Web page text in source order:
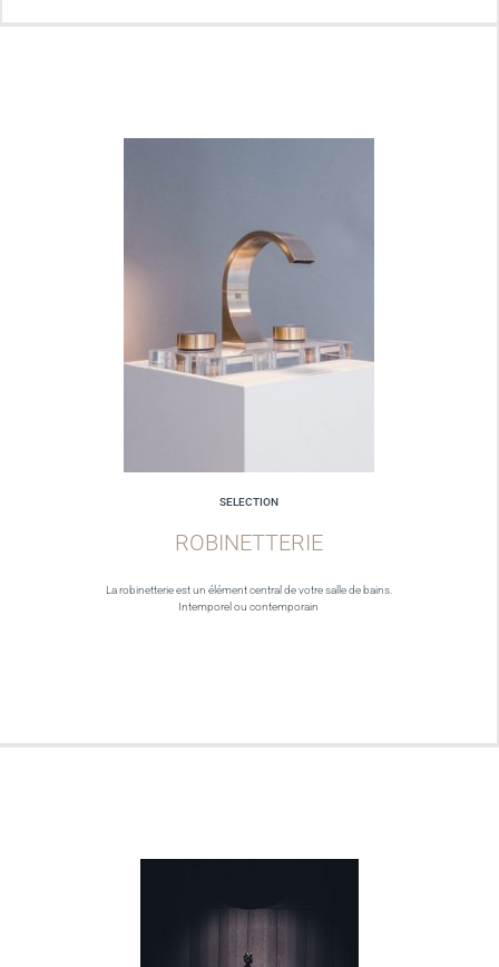
SELECTION
ROBINETTERIE
La robinetterie est un élément central de votre salle de bains.
Intemporel ou contemporain